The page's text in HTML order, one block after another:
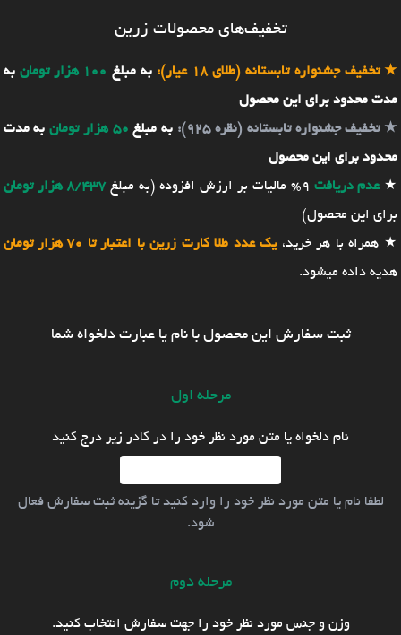
تخفیف‌های محصولات زرین
★تخفیف جشنواره تابستانه (طلای 18 عیار): به مبلغ 100 هزار تومان
به
مدت محدود برای این محصول
★تخفیف جشنواره تابستانه (نقره 925): به مبلغ 50 هزار تومان
به مدت
محدود برای این محصول
★عدم دریافت 9% مالیات بر ارزش افزوده (به مبلغ
8/437 هزار تومان
برای این محصول)
★ همراه با هر خرید،یک عدد طلا کارت زرین با اعتبار تا 70 هزار تومان
هدیه داده میشود.
ثبت سفارش این محصول با نام یا عبارت دلخواه شما
مرحله اول
نام دلخواه یا متن مورد نظر خود را در کادر زیر درج کنید
لطفا نام یا متن مورد نظر خود را وارد کنید تا گزینه ثبت سفارش فعال
شود.
مرحله دوم
وزن و جنس مورد نظر خود را جهت سفارش انتخاب کنید.